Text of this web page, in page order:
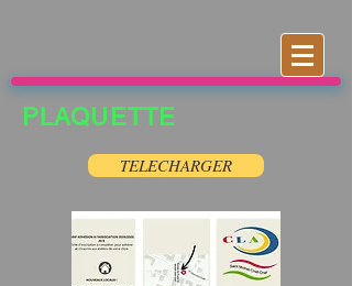
PLAQUETTE
TELECHARGER